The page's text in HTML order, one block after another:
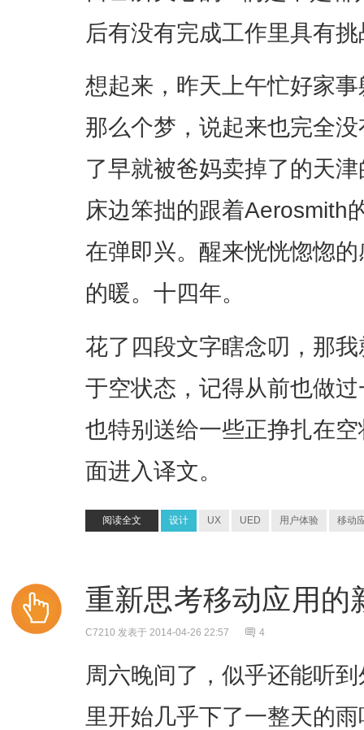
后有没有完成工作里具有
想起来，昨天上午忙好家
那么个梦，说起来也完全
了早就被爸妈卖掉了的天
床边笨拙的跟着Aerosmith
在弹即兴。醒来恍恍惚惚
的暖。十四年。
花了四段文字瞎念叨，那
于空状态，记得从前也做
也特别送给一些正挣扎在
面进入译文。
阅读全文 设计 UX UED 用户体验 移动
重新思考移动应用
C7210 发表于 2014-04-26 22:57 4
周六晚间了，似乎还能听
里开始几乎下了一整天的